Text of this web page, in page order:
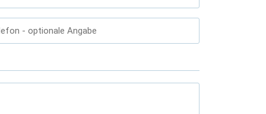
- optionale Angabe